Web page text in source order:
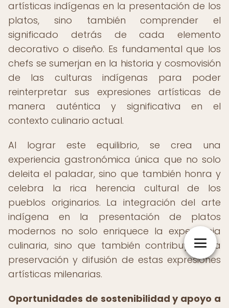
artísticas indígenas en la presentación de los
platos, sino también comprender el
significado detrás de cada elemento
decorativo o diseño. Es fundamental que los
chefs se sumerjan en la historia y cosmovisión
de las culturas indígenas para poder
reinterpretar sus expresiones artísticas de
manera auténtica y significativa en el
contexto culinario actual.
Al lograr este equilibrio, se crea una
experiencia gastronómica única que no solo
deleita el paladar, sino que también honra y
celebra la rica herencia cultural de los
pueblos originarios. La integración del arte
indígena en la presentación de platos
modernos no solo enriquece la experiencia
culinaria, sino que también contribuye a la
preservación y difusión de estas expresiones
artísticas milenarias.
Oportunidades de sostenibilidad y apoyo a